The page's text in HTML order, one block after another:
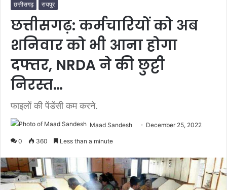
छत्तीसगढ़ रायपुर
छत्तीसगढ़: कर्मचारियों को अब
शनिवार को भी आना होगा
दफ्तर, NRDA ने की छुट्टी
निरस्त…
फाइलों की पेंडेंसी कम करने.
Maad Sandesh December 25, 2022
0 360 Less than a minute